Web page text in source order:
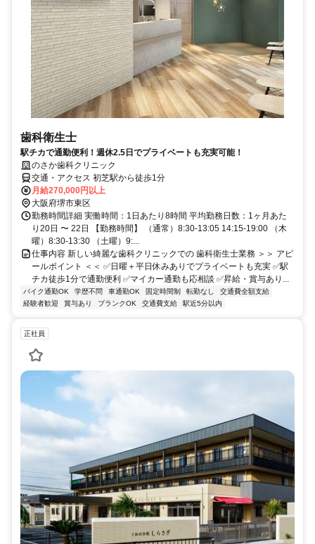
歯科衛生士
駅チカで通勤便利！週休2.5日でプライベートも充実可能！
のさか歯科クリニック
交通・アクセス 初芝駅から徒歩1分
月給270,000円以上
大阪府堺市東区
勤務時間詳細 実働時間：1日あたり8時間 平均勤務日数：1ヶ月あた
り20日 〜 22日 【勤務時間】 （通常）8:30-13:05 14:15-19:00 （木
曜）8:30-13:30 （土曜）9:...
仕事内容 新しい綺麗な歯科クリニックでの 歯科衛生士業務 ＞＞ アピ
ールポイント ＜＜ ✅日曜＋平日休みありでプライベートも充実 ✅駅
チカ徒歩1分で通勤便利 ✅マイカー通勤も応相談 ✅昇給・賞与あり...
バイク通勤OK 学歴不問 車通勤OK 固定時間制 転勤なし
交通費全額支給
経験者歓迎
賞与あり ブランクOK 交通費支給 駅近5分以内
正社員